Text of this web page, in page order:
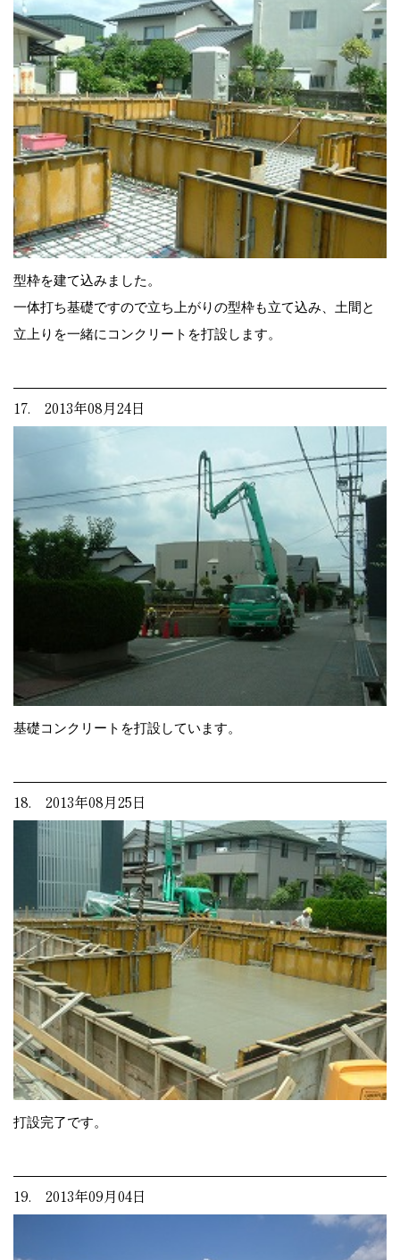
型枠を建て込みました。
一体打ち基礎ですので立ち上がりの型枠も立て込み、土間と
立上りを一緒にコンクリートを打設します。
17. 2013年08月24日
基礎コンクリートを打設しています。
18. 2013年08月25日
打設完了です。
19. 2013年09月04日